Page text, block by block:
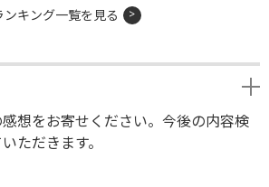
ンキング一覧を見る
想をお寄せください。今後の内容検
ただきます。